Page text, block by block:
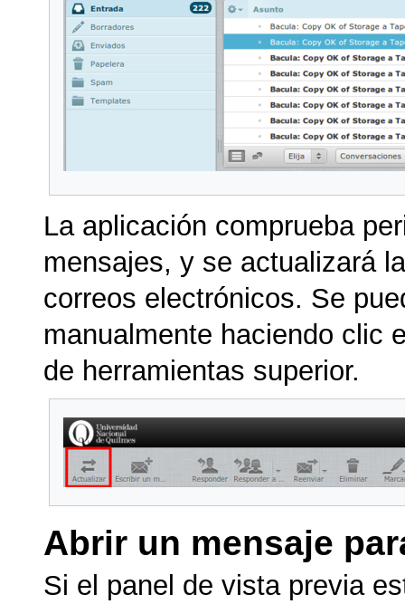
La aplicación comprueba
mensajes, y se actualizará
correos electrónicos. Se
manualmente haciendo clic
de herramientas superior.
Abrir un mensaje
Si el panel de vista previa